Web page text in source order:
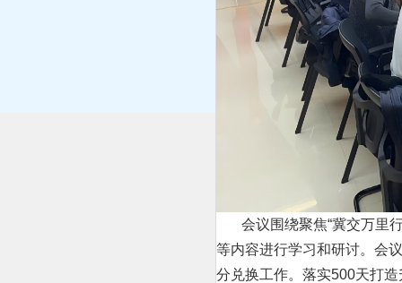
会议围绕聚焦“冀交万里行
等内容进行学习和研讨。会
分兑换工作。落实500天打造